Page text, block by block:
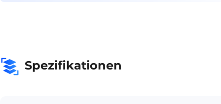
Spezifikationen